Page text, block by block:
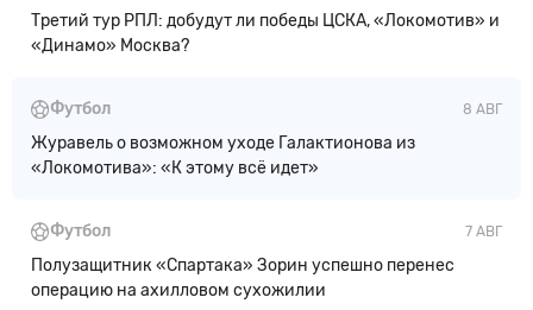
Третий тур РПЛ: добудут ли победы ЦСКА, «Локомотив» и
«Динамо» Москва?
8 АВГ
Футбол
Журавель о возможном уходе Галактионова из
«Локомотива»: «К этому всё идет»
7 АВГ
Футбол
Полузащитник «Спартака» Зорин успешно перенес
операцию на ахилловом сухожилии